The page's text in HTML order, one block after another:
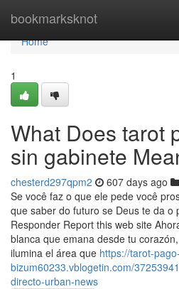
bookmarksknot
Home
Home
1
What Does tarot
sin gabinete
chesterd297qpm2 607 days ago
Se você faz o que ele pede você
que saber do futuro se Deus te da o
Responder Report this web site
blanca que emana desde tu
ilumina el área que https://tarot-pago-
bizum60233.vblogetin.com/
directo-urban-news